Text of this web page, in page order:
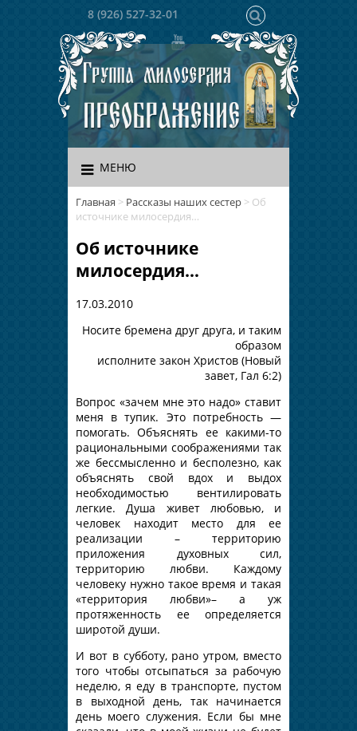
8 (926) 527-32-01
МЕНЮ
Главная > Рассказы наших сестер > Об
источнике милосердия…
Об источнике
милосердия…
17.03.2010
Носите бремена друг друга, и таким
образом
исполните закон Христов (Новый
завет, Гал 6:2)
Вопрос «зачем мне это надо» ставит
меня в тупик. Это потребность —
помогать. Объяснять ее какими-то
рациональными соображениями так
же бессмысленно и бесполезно, как
объяснять свой вдох и выдох
необходимостью вентилировать
легкие. Душа живет любовью, и
человек находит место для ее
реализации – территорию
приложения духовных сил,
территорию любви. Каждому
человеку нужно такое время и такая
«территория любви»– а уж
протяженность ее определяется
широтой души.
И вот в субботу, рано утром, вместо
того чтобы отсыпаться за рабочую
неделю, я еду в транспорте, пустом
в выходной день, так начинается
день моего служения. Если бы мне